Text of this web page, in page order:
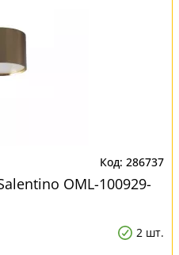
286737
OML-100929-
2 шт.